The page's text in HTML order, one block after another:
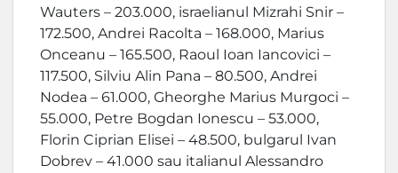
Wauters – 203.000, israelianul Mizrahi Snir –
172.500, Andrei Racolta – 168.000, Marius
Onceanu – 165.500, Raoul Ioan Iancovici –
117.500, Silviu Alin Pana – 80.500, Andrei
Nodea – 61.000, Gheorghe Marius Murgoci –
55.000, Petre Bogdan Ionescu – 53.000,
Florin Ciprian Elisei – 48.500, bulgarul Ivan
Dobrev – 41.000 sau italianul Alessandro